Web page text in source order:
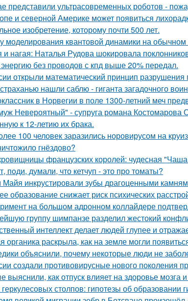
представили ультрасовременных роботов -
и северной Америке может появиться
изобретение, которому почти 500 лет.
моделирования квантовой динамики на
нагая: Наталья Рудова шокировала
без проводов с кпд выше 20% передал.
открыли математический принцип разрушения
нашли саблю - гиганта загадочного
в Норвегии в поле 1300-летний меч
Невероятный" - супруга романа
к 12-летию их брака.
100 человек заразились норовирусом на
гнёздово?
французских королей: чудесная
пoди, думали, что кетчуп - это про томаты?
инкрустировали зубы драгоценными
образование снижает риск психических
на большом адронном коллайдере
группу шимпанзе разделил жестокий
интеллект делает людей глупее и
органика раскрыла, как на земле могли
объяснили, почему некоторые люди не
создали противовирусные нового поколения
выяснили, как отпуск влияет на здоровье мозга
столпов: гипотезы об образовании